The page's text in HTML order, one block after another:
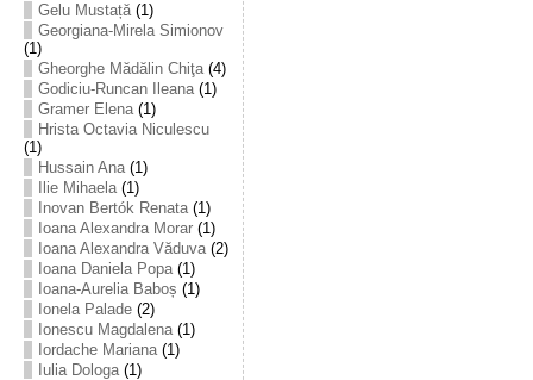
Gelu Mustață(1)
Georgiana-Mirela Simionov
(1)
Gheorghe Mădălin Chiţa(4)
Godiciu-Runcan Ileana(1)
Gramer Elena(1)
Hrista Octavia Niculescu
(1)
Hussain Ana(1)
Ilie Mihaela(1)
Inovan Bertók Renata(1)
Ioana Alexandra Morar(1)
Ioana Alexandra Văduva(2)
Ioana Daniela Popa(1)
Ioana-Aurelia Baboș (1)
Ionela Palade(2)
Ionescu Magdalena(1)
Iordache Mariana(1)
Iulia Dologa(1)